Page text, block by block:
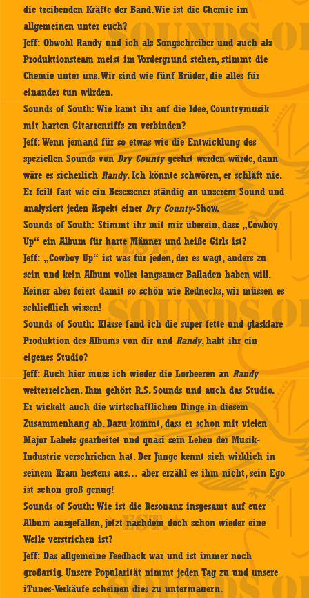
die treibenden Kräfte der Band. Wie ist die Chemie im
allgemeinen unter euch?
Jeff: Obwohl Randy und ich als Songschreiber und auch als
Produktionsteam meist im Vordergrund stehen, stimmt die
Chemie unter uns. Wir sind wie fünf Brüder, die alles für
einander tun würden.
Sounds of South:Wie kamt ihr auf die Idee, Countrymusik
mit harten Gitarrenriffs zu verbinden?
Jeff:Wenn jemand für so etwas wie die Entwicklung des
speziellen Sounds vonDry Countygeehrt werden würde, dann
wäre es sicherlichRandy. Ich könnte schwören, er schläft nie.
Er feilt fast wie ein Besessener ständig an unserem Sound und
analysiert jeden Aspekt einerDry County-Show.
Sounds of South: Stimmt ihr mit mir überein, dass „Cowboy
Up“ ein Album für harte Männer und heiße Girls ist?
Jeff: „Cowboy Up“ ist was für jeden, der es wagt, anders zu
sein und kein Album voller langsamer Balladen haben will.
Keiner aber feiert damit so schön wie Rednecks, wir müssen es
schließlich wissen!
Sounds of South: Klasse fand ich die super fette und glasklare
Produktion des Albums von dir undRandy, habt ihr ein
eigenes Studio?
Jeff: Auch hier muss ich wieder die Lorbeeren anRandy
weiterreichen. Ihm gehört R.S. Sounds und auch das Studio.
Er wickelt auch die wirtschaftlichen Dinge in diesem
Zusammenhang ab. Dazu kommt, dass er schon mit vielen
Major Labels gearbeitet und quasi sein Leben der Musik-
Industrie verschrieben hat. Der Junge kennt sich wirklich in
seinem Kram bestens aus… aber erzähl es ihm nicht, sein Ego
ist schon groß genug!
Sounds of South:Wie ist die Resonanz insgesamt auf euer
Album ausgefallen, jetzt nachdem doch schon wieder eine
Weile verstrichen ist?
Jeff: Das allgemeine Feedback war und ist immer noch
großartig. Unsere Popularität nimmt jeden Tag zu und unsere
iTunes-Verkäufe scheinen dies zu untermauern.